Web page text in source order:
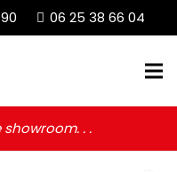
06 25 38 66 04
. .